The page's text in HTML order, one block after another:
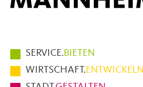
Hauptmenüpunkte
im
Fußbereich
SERVICE.BIETEN
WIRTSCHAFT.ENTWICKELN